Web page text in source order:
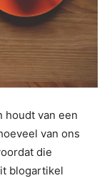
houdt van een
van ons
die
blogartikel